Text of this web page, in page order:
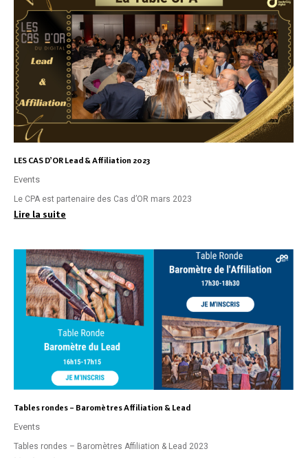
LES CAS D’OR Lead & Affiliation 2023
Events
Le CPA est partenaire des Cas d’OR mars 2023
Lire la suite
Tables rondes – Baromètres Affiliation & Lead
Events
Tables rondes – Baromètres Affiliation & Lead 2023